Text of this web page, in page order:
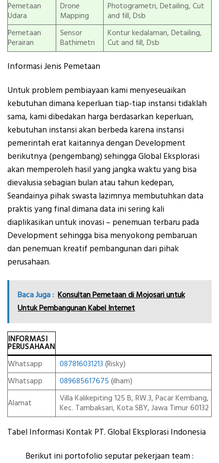
Pemetaan
Udara
Drone
Mapping
Photogrametri, Detailing, Cut
and fill, Dsb
Pemetaan
Perairan
Sensor
Bathimetri
Kontur kedalaman, Detailing,
Cut and fill, Dsb
Informasi Jenis Pemetaan
Untuk problem pembiayaan kami menyeseuaikan
kebutuhan dimana keperluan tiap-tiap instansi tidaklah
sama, kami dibedakan harga berdasarkan keperluan,
kebutuhan instansi akan berbeda karena instansi
pemerintah erat kaitannya dengan Development
berikutnya (pengembang) sehingga Global Eksplorasi
akan memperoleh hasil yang jangka waktu yang bisa
dievalusia sebagian bulan atau tahun kedepan,
Seandainya pihak swasta lazimnya membutuhkan data
praktis yang final dimana data ini sering kali
diaplikasikan untuk inovasi – penemuan terbaru pada
Development sehingga bisa menyokong pembaruan
dan penemuan kreatif pembangunan dari pihak
perusahaan.
Baca Juga : Konsultan Pemetaan di Mojosari untuk
Untuk Pembangunan Kabel Internet
INFORMASI
PERUSAHAAN
Whatsapp
087816031213 (Risky)
Whatsapp
089685617675 (ilham)
Alamat
Villa Kalikepiting 125 B, RW.3, Pacar Kembang,
Kec. Tambaksari, Kota SBY, Jawa Timur 60132
Tabel Informasi Kontak PT. Global Eksplorasi Indonesia
Berikut ini portofolio seputar pekerjaan team :